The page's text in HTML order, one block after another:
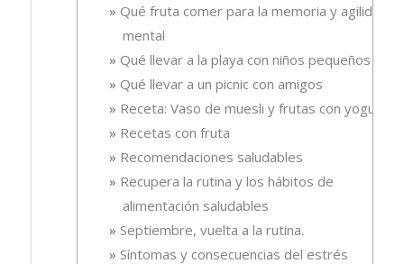
Qué fruta comer para la memoria y agilidad
mental
Qué llevar a la playa con niños pequeños
Qué llevar a un picnic con amigos
Receta: Vaso de muesli y frutas con yogur.
Recetas con fruta
Recomendaciones saludables
Recupera la rutina y los hábitos de
alimentación saludables
Septiembre, vuelta a la rutina.
Síntomas y consecuencias del estrés